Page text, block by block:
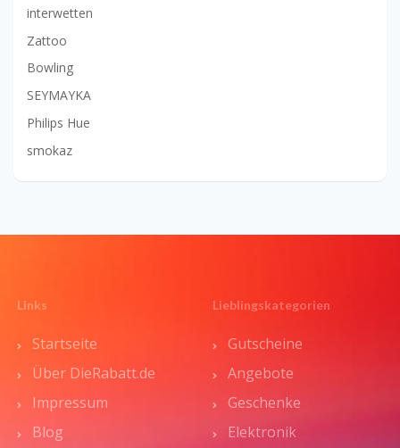
interwetten
Zattoo
Bowling
SEYMAYKA
Philips Hue
smokaz
Links
Startseite
Über DieRabatt.de
Impressum
Blog
Lieblingskategorien
Gutscheine
Angebote
Geschenke
Elektronik